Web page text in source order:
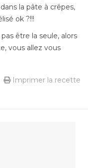
la pâte à crêpes,
ok ?!!!
être la seule, alors
vous allez vous
Imprimer la recette